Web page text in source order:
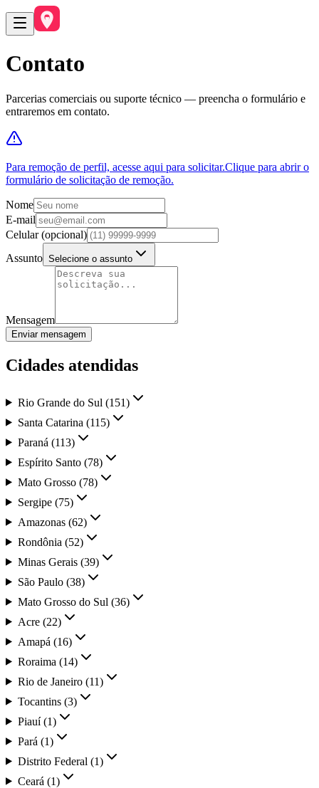
Contato
Parcerias comerciais ou suporte técnico — preencha o formulário e
entraremos em contato.
Para remoção de perfil, acesse aqui para solicitar.Clique para abrir o
formulário de solicitação de remoção.
Nome
E-mail
Celular(opcional)
Assunto Selecione o assunto
Mensagem
Enviar mensagem
Cidades atendidas
Rio Grande do Sul (151)
Santa Catarina (115)
Paraná (113)
Espírito Santo (78)
Mato Grosso (78)
Sergipe (75)
Amazonas (62)
Rondônia (52)
Minas Gerais (39)
São Paulo (38)
Mato Grosso do Sul (36)
Acre (22)
Amapá (16)
Roraima (14)
Rio de Janeiro (11)
Tocantins (3)
Piauí (1)
Pará (1)
Distrito Federal (1)
Ceará (1)